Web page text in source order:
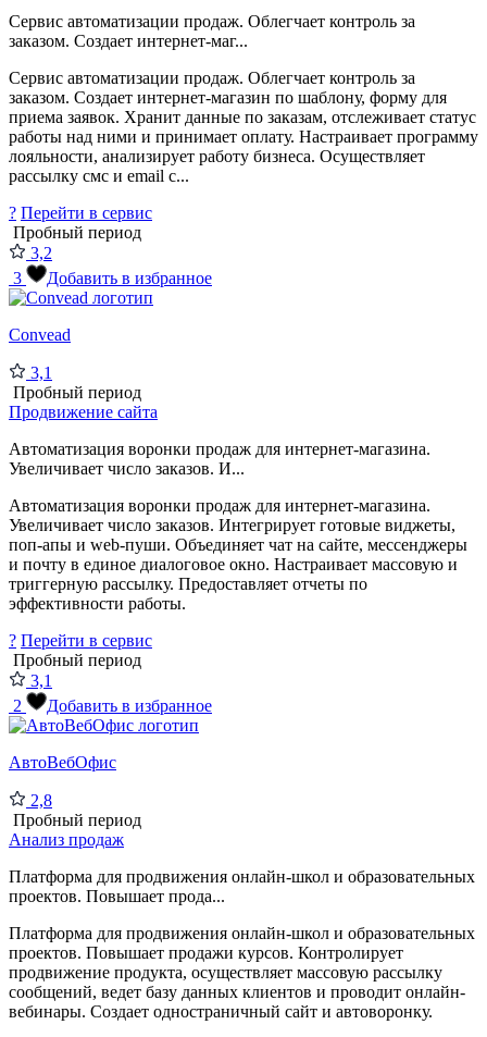
Сервис автоматизации продаж. Облегчает контроль за
заказом. Создает интернет-маг...
Сервис автоматизации продаж. Облегчает контроль за
заказом. Создает интернет-магазин по шаблону, форму для
приема заявок. Хранит данные по заказам, отслеживает статус
работы над ними и принимает оплату. Настраивает программу
лояльности, анализирует работу бизнеса. Осуществляет
рассылку смс и email с...
? Перейти в сервис
Пробный период
3,2
3
Добавить в избранное
Convead
3,1
Пробный период
Продвижение сайта
Автоматизация воронки продаж для интернет-магазина.
Увеличивает число заказов. И...
Автоматизация воронки продаж для интернет-магазина.
Увеличивает число заказов. Интегрирует готовые виджеты,
поп-апы и web-пуши. Объединяет чат на сайте, мессенджеры
и почту в единое диалоговое окно. Настраивает массовую и
триггерную рассылку. Предоставляет отчеты по
эффективности работы.
? Перейти в сервис
Пробный период
3,1
2
Добавить в избранное
АвтоВебОфис
2,8
Пробный период
Анализ продаж
Платформа для продвижения онлайн-школ и образовательных
проектов. Повышает прода...
Платформа для продвижения онлайн-школ и образовательных
проектов. Повышает продажи курсов. Контролирует
продвижение продукта, осуществляет массовую рассылку
сообщений, ведет базу данных клиентов и проводит онлайн-
вебинары. Создает одностраничный сайт и автоворонку.